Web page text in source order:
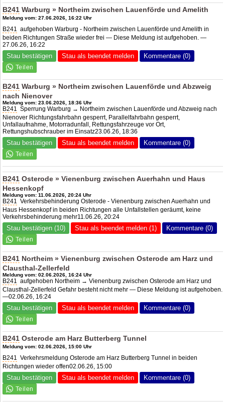
B241 Warburg » Northeim zwischen Lauenförde und Amelith
Meldung vom: 27.06.2026, 16:22 Uhr
B241 aufgehoben Warburg - Northeim zwischen Lauenförde und Amelith in
beiden Richtungen Straße wieder frei — Diese Meldung ist aufgehoben. —
27.06.26, 16:22
Stau bestätigen Stau als beendet melden Kommentare (0)
B241 Warburg » Northeim zwischen Lauenförde und Abzweig
nach Nienover
Meldung vom: 23.06.2026, 18:36 Uhr
B241 Sperrung Warburg → Northeim zwischen Lauenförde und Abzweig nach
Nienover Richtungsfahrbahn gesperrt, Parallelfahrbahn gesperrt,
Unfallaufnahme, Motorradunfall, Rettungsfahrzeuge vor Ort,
Rettungshubschrauber im Einsatz23.06.26, 18:36
Stau bestätigen Stau als beendet melden Kommentare (0)
B241 Osterode » Vienenburg zwischen Auerhahn und Haus
Hessenkopf
Meldung vom: 11.06.2026, 20:24 Uhr
B241 Verkehrsbehinderung Osterode - Vienenburg zwischen Auerhahn und
Haus Hessenkopf in beiden Richtungen alle Unfallstellen geräumt, keine
Verkehrsbehinderung mehr11.06.26, 20:24
Stau bestätigen (10) Stau als beendet melden (1) Kommentare (0)
B241 Northeim » Vienenburg zwischen Osterode am Harz und
Clausthal-Zellerfeld
Meldung vom: 02.06.2026, 16:24 Uhr
B241 aufgehoben Northeim → Vienenburg zwischen Osterode am Harz und
Clausthal-Zellerfeld Gefahr besteht nicht mehr — Diese Meldung ist aufgehoben.
—02.06.26, 16:24
Stau bestätigen Stau als beendet melden Kommentare (0)
B241 Osterode am Harz Butterberg Tunnel
Meldung vom: 02.06.2026, 15:00 Uhr
B241 Verkehrsmeldung Osterode am Harz Butterberg Tunnel in beiden
Richtungen wieder offen02.06.26, 15:00
Stau bestätigen Stau als beendet melden Kommentare (0)